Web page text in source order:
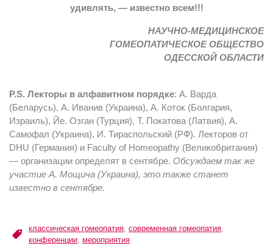
удивлять, — известно всем!!!
НАУЧНО-МЕДИЦИНСКОЕ
ГОМЕОПАТИЧЕСКОЕ ОБЩЕСТВО
ОДЕССКОЙ ОБЛАСТИ
P.S. Лекторы в алфавитном порядке: А. Варда
(Беларусь), А. Иванив (Украина), А. Коток (Болгария,
Израиль), Йе. Озган (Турция), Т. Покатова (Латвия), А.
Самофал (Украина), И. Тираспольский (РФ). Лекторов от
DHU (Германия) и Faculty of Homeopathy (Великобритания)
— организации определят в сентябре. Обсуждаем так же
участие А. Мощича (Украина), это также станет
известно в сентябре.
классическая гомеопатия, современная гомеопатия,
конференции, мероприятия